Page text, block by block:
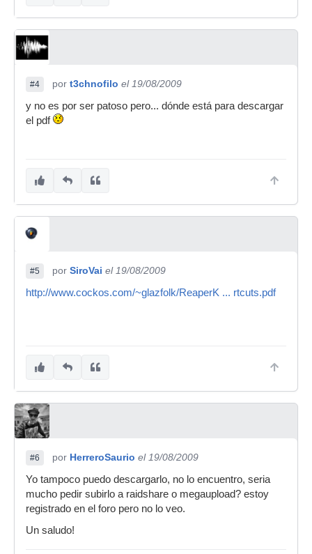
#4 por t3chnofilo el 19/08/2009
y no es por ser patoso pero... dónde está para descargar
el pdf
#5 por SiroVai el 19/08/2009
http://www.cockos.com/~glazfolk/ReaperK ... rtcuts.pdf
#6 por HerreroSaurio el 19/08/2009
Yo tampoco puedo descargarlo, no lo encuentro, seria
mucho pedir subirlo a raidshare o megaupload? estoy
registrado en el foro pero no lo veo.
Un saludo!